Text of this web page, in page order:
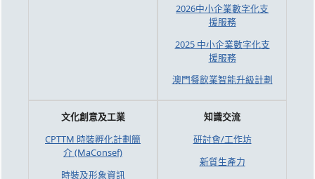
2026中小企業數字化支
援服務
2025 中小企業數字化支
援服務
澳門餐飲業智能升級計劃
文化創意及工業
CPTTM 時裝孵化計劃簡
介 (MaConsef)
時裝及形象資訊
知識交流
研討會/工作坊
新質生產力